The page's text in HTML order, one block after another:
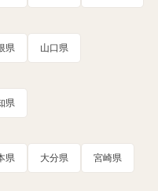
県 山口県
県
県 大分県 宮崎県